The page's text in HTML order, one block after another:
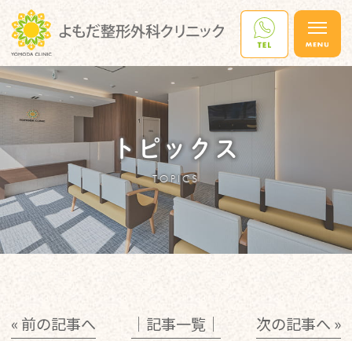
トピックス
TOPICS
« 前の記事へ │記事一覧│ 次の記事へ »